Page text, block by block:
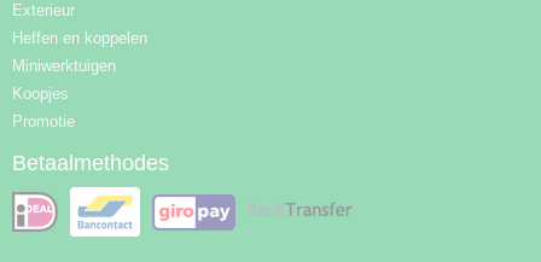
Exterieur
Heffen en koppelen
Miniwerktuigen
Koopjes
Promotie
Betaalmethodes